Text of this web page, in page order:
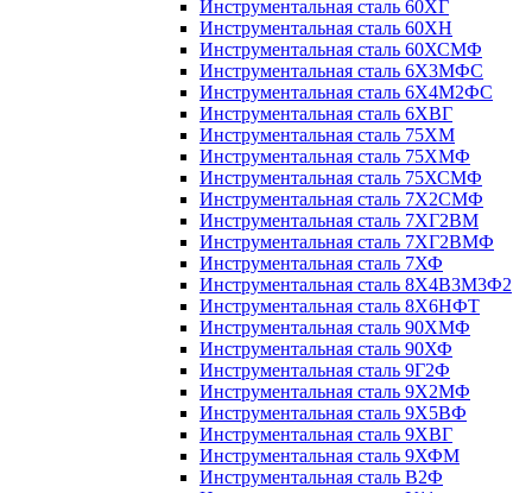
Инструментальная сталь 60ХГ
Инструментальная сталь 60ХН
Инструментальная сталь 60ХСМФ
Инструментальная сталь 6Х3МФС
Инструментальная сталь 6Х4М2ФС
Инструментальная сталь 6ХВГ
Инструментальная сталь 75ХМ
Инструментальная сталь 75ХМФ
Инструментальная сталь 75ХСМФ
Инструментальная сталь 7Х2СМФ
Инструментальная сталь 7ХГ2ВМ
Инструментальная сталь 7ХГ2ВМФ
Инструментальная сталь 7ХФ
Инструментальная сталь 8Х4В3М3Ф2
Инструментальная сталь 8Х6НФТ
Инструментальная сталь 90ХМФ
Инструментальная сталь 90ХФ
Инструментальная сталь 9Г2Ф
Инструментальная сталь 9Х2МФ
Инструментальная сталь 9Х5ВФ
Инструментальная сталь 9ХВГ
Инструментальная сталь 9ХФМ
Инструментальная сталь В2Ф